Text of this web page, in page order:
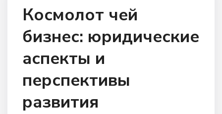
Космолот чей
бизнес: юридические
аспекты и
перспективы
развития